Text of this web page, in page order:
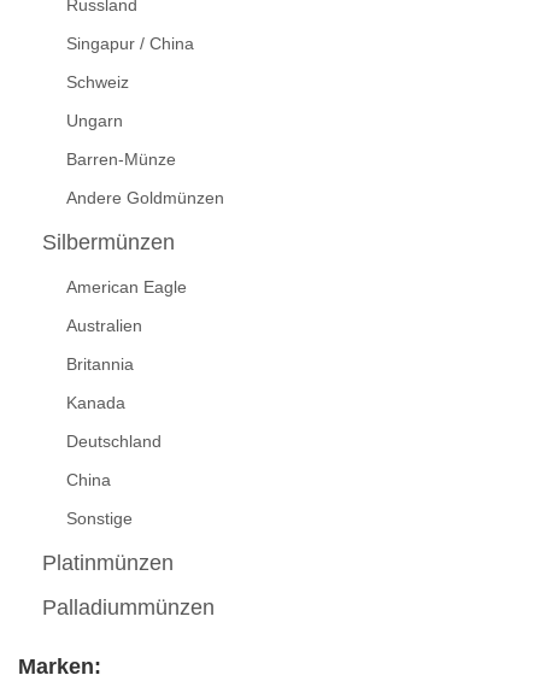
Russland
Singapur / China
Schweiz
Ungarn
Barren-Münze
Andere Goldmünzen
Silbermünzen
American Eagle
Australien
Britannia
Kanada
Deutschland
China
Sonstige
Platinmünzen
Palladiummünzen
Marken: